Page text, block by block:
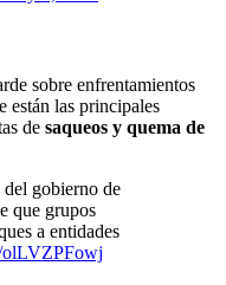
sobre enfrentamientos
están las principales
de saqueos y quema de
gobierno de
que grupos
a entidades
olLVZPFowj